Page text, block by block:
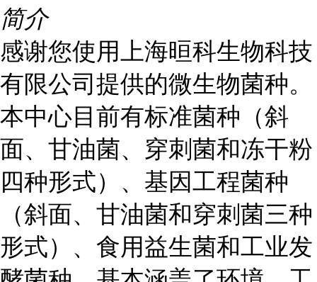
简介
感谢您使用上海晅科生物科技
有限公司提供的微生物菌种。
本中心目前有标准菌种（斜
面、甘油菌、穿刺菌和冻干粉
四种形式）、基因工程菌种
（斜面、甘油菌和穿刺菌三种
形式）、食用益生菌和工业发